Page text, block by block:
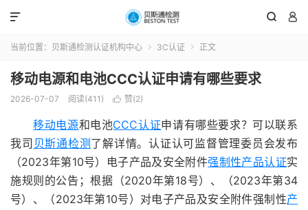
 

当前位置： 贝斯通检测认证机构中心  3C认证  正文
移动电源和电池CCC认证申请有哪些要求
2026-07-07 阅读(411)  赞(2)
移动电源和电池CCC认证申请有哪些要求？可以联系
我司 贝斯通检测 了解详情。认证认可监督管理委员会发布
（2023年第10号）电子产品及安全附件强制性产品认证实
施规则的公告；根据（2020年第18号）、（2023年第34
号）、（2023年第10号）对电子产品及安全附件强制性产